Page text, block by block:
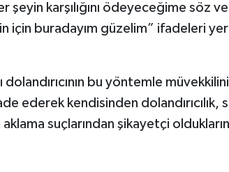
karşılığını ödeyeceğime söz
için buradayım güzelim” ifadeleri yer
dolandırıcının bu yöntemle
ederek kendisinden
aklama suçlarından şikayetçi